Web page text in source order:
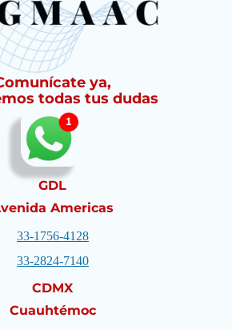
ya,
todas tus dudas
GDL
Americas
33-1756-4128
33-2824-7140
CDMX
Cuauhtémoc